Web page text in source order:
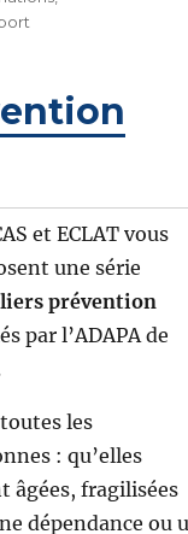
et ECLAT vous
une série
prévention
par l’ADAPA de
les
: qu’elles
âgées, fragilisées
dépendance ou